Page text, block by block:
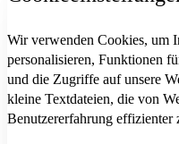
Wir verwenden Cookies, um
personalisieren, Funktionen
und die Zugriffe auf unsere
kleine Textdateien, die von
Benutzererfahrung effizienter